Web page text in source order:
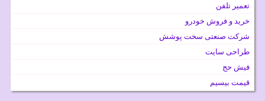
تعمیر تلفن
خرید و فروش خودرو
شرکت صنعتی سخت پوشش
طراحی سایت
فیش حج
قیمت بیسیم